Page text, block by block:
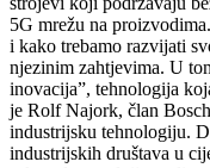
5G mrežu na
i kako trebamo razvijati
njezinim zahtjevima. U
inovacija”, tehnologija
je Rolf Najork, član
industrijsku tehnologiju.
industrijskih društava u